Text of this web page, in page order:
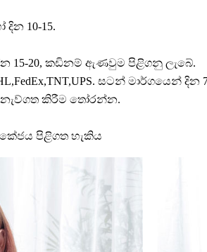
10-15.
15-20, කඩිනම් ඇණවුම පිළිගනු ලැබේ.
සටන් මාර්ගයෙන් දින
නැව්ගත කිරීම තෝරන්න.
පිළිගත හැකිය